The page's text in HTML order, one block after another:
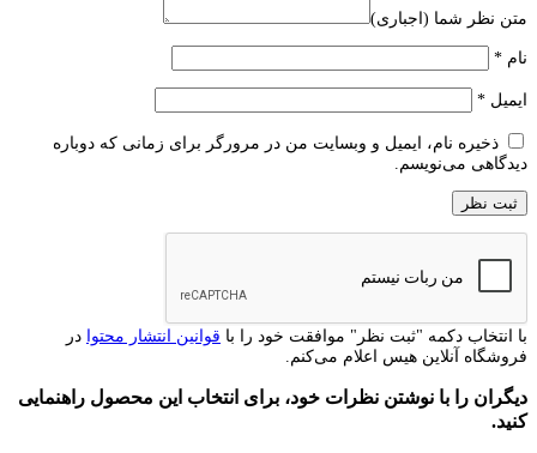
متن نظر شما (اجباری)
نام *
ایمیل *
ذخیره نام، ایمیل و وبسایت من در مرورگر برای زمانی که دوباره
دیدگاهی می‌نویسم.
با انتخاب دکمه "ثبت نظر" موافقت خود را با قوانین انتشار محتوا در
فروشگاه آنلاین هیس اعلام می‌کنم.
دیگران را با نوشتن نظرات خود، برای انتخاب این محصول راهنمایی
کنید.